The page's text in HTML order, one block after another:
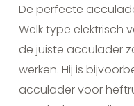
De perfecte
Welk type elektrisch
de juiste acculader
werken. Hij is
acculader voor